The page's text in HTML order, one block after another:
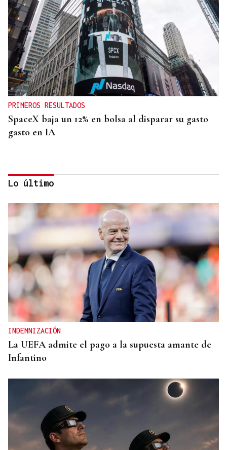
PRIMEROS RESULTADOS
SpaceX baja un 12% en bolsa al disparar su gasto
gasto en IA
INVESTIGACIÓN
Una nueva tecnología utiliza la IA para optimizar
cultivos
Lo último
INDEMNIZACIÓN
La UEFA admite el pago a la supuesta amante de
Infantino